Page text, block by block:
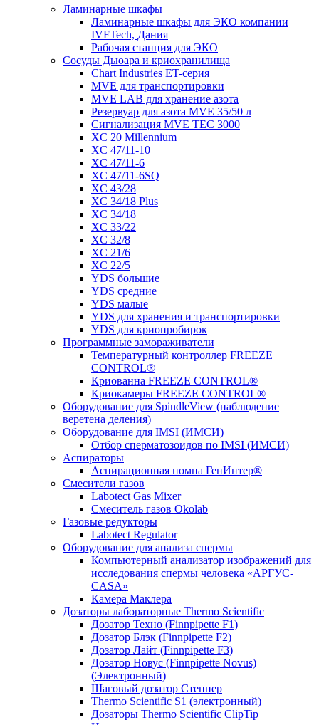
Ламинарные шкафы
Ламинарные шкафы для ЭКО компании
IVFTech, Дания
Рабочая станция для ЭКО
Сосуды Дьюара и криохранилища
Chart Industries ET-серия
MVE для транспортировки
MVE LAB для хранение азота
Резервуар для азота MVE 35/50 л
Сигнализация MVE TEC 3000
XC 20 Millennium
XC 47/11-10
XC 47/11-6
XC 47/11-6SQ
XC 43/28
XC 34/18 Plus
XC 34/18
XC 33/22
XC 32/8
XC 21/6
XC 22/5
YDS большие
YDS средние
YDS малые
YDS для хранения и транспортировки
YDS для криопробирок
Программные замораживатели
Температурный контроллер FREEZE
CONTROL®
Криованна FREEZE CONTROL®
Криокамеры FREEZE CONTROL®
Оборудование для SpindleView (наблюдение
веретена деления)
Оборудование для IMSI (ИМСИ)
Отбор сперматозоидов по IMSI (ИМСИ)
Аспираторы
Аспирационная помпа ГенИнтер®
Смесители газов
Labotect Gas Mixer
Смеситель газов Okolab
Газовые редукторы
Labotect Regulator
Оборудование для анализа спермы
Компьютерный анализатор изображений для
исследования спермы человека «АРГУС-
CASA»
Камера Маклера
Дозаторы лабораторные Thermo Scientific
Дозатор Техно (Finnpipette F1)
Дозатор Блэк (Finnpipette F2)
Дозатор Лайт (Finnpipette F3)
Дозатор Новус (Finnpipette Novus)
(Электронный)
Шаговый дозатор Степпер
Thermo Scientific S1 (электронный)
Дозаторы Thermo Scientific ClipTip